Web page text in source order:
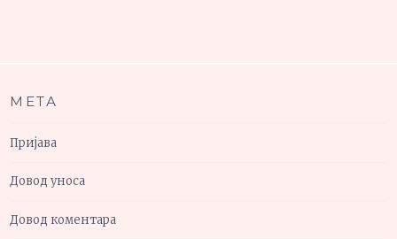
МЕТА
Пријава
Довод уноса
Довод коментара